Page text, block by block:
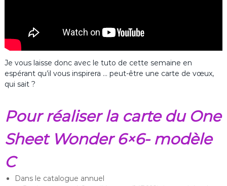
Je vous laisse donc avec le tuto de cette semaine en
espérant qu’il vous inspirera … peut-être une carte de vœux,
qui sait ?
Pour réaliser la carte du One
Sheet Wonder 6×6- modèle
C
Dans le catalogue annuel